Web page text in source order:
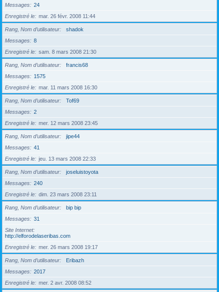
Messages
24
Enregistré le
mar. 26 févr. 2008 11:44
Rang, Nom d’utilisateur
shadok
Messages
8
Enregistré le
sam. 8 mars 2008 21:30
Rang, Nom d’utilisateur
francis68
Messages
1575
Enregistré le
mar. 11 mars 2008 16:30
Rang, Nom d’utilisateur
Tof69
Messages
2
Enregistré le
mer. 12 mars 2008 23:45
Rang, Nom d’utilisateur
jipe44
Messages
41
Enregistré le
jeu. 13 mars 2008 22:33
Rang, Nom d’utilisateur
joseluistoyota
Messages
240
Enregistré le
dim. 23 mars 2008 23:11
Rang, Nom d’utilisateur
bip bip
Messages
31
Site Internet
http://elforodelaseribas.com
Enregistré le
mer. 26 mars 2008 19:17
Rang, Nom d’utilisateur
Eribazh
Messages
2017
Enregistré le
mer. 2 avr. 2008 08:52